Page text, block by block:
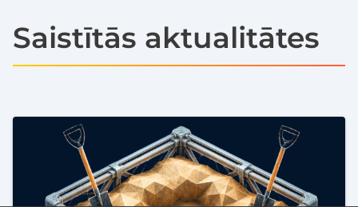
Saistītās aktualitātes